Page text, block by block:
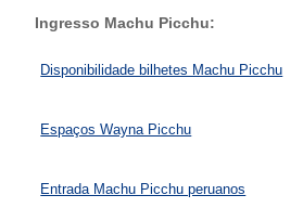
Ingresso Machu Picchu:
Disponibilidade bilhetes Machu Picchu
Espaços Wayna Picchu
Entrada Machu Picchu peruanos